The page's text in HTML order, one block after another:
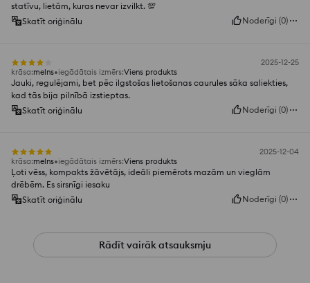
statīvu, lietām, kuras nevar izvilkt. 💯
Skatīt oriģinālu
Noderīgi (0)
2025-12-25
krāsa:melns iegādātais izmērs:Viens produkts
Jauki, regulējami, bet pēc ilgstošas lietošanas caurules sāka saliekties,
kad tās bija pilnībā izstieptas.
Skatīt oriģinālu
Noderīgi (0)
2025-12-04
krāsa:melns iegādātais izmērs:Viens produkts
Ļoti vēss, kompakts žāvētājs, ideāli piemērots mazām un vieglām
drēbēm. Es sirsnīgi iesaku
Skatīt oriģinālu
Noderīgi (0)
Rādīt vairāk atsauksmju